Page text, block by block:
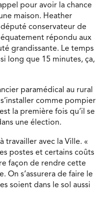
pour avoir la chance
maison. Heather
conservateur de
répondu aux
grandissante. Le temps
long que 15 minutes, ça,
paramédical au rural
comme pompier
la première fois qu’il se
une élection.
travailler avec la Ville. «
postes et certains coûts
façon de rendre cette
On s’assurera de faire le
soient dans le sol aussi